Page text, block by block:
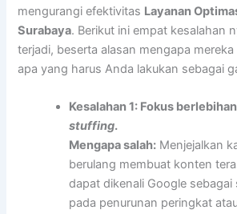
mengurangi efektivitas Layanan
Surabaya. Berikut ini empat kesalahan
terjadi, beserta alasan mengapa
apa yang harus Anda lakukan sebagai
Kesalahan 1: Fokus
stuffing.
Mengapa salah: Menjejalkan
berulang membuat konten
dapat dikenali Google sebagai
pada penurunan peringkat